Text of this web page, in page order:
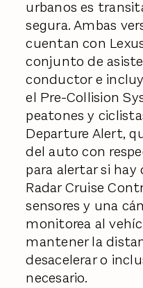
urbanos es
segura. Ambas
cuentan con
conjunto de
conductor e
el Pre-Collision
peatones y
Departure Alert,
del auto con
para alertar si hay
Radar Cruise
sensores y una
monitorea al
mantener la
desacelerar o
necesario.